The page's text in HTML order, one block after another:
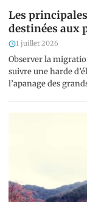
Les
destinées aux
1 juillet 2026
Observer la
suivre une harde
l’apanage des